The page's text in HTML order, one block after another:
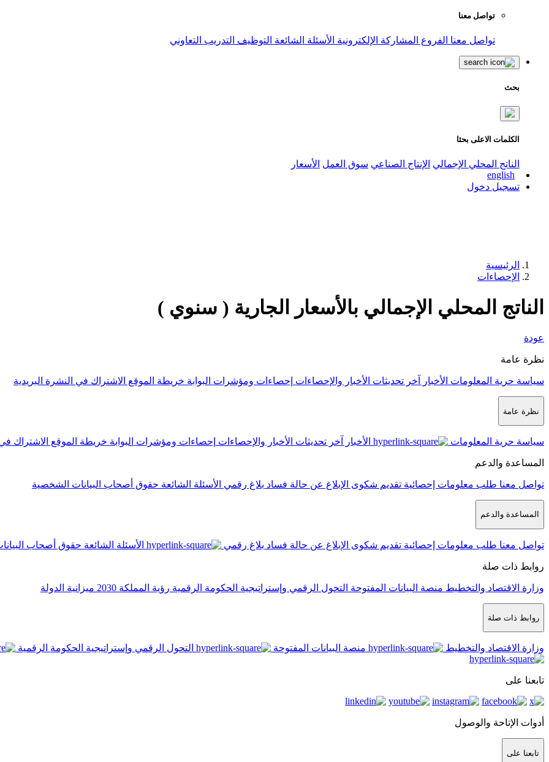
تواصل معنا
تواصل معنا الفروع المشاركة الإلكترونية الأسئلة الشائعة التوظيف التدريب التعاوني
بحث
الكلمات الاعلى بحثا
الناتج المحلي الإجمالي الإنتاج الصناعي سوق العمل الأسعار
english
تسجيل دخول
الرئيسية
الإحصاءات
الناتج المحلي الإجمالي بالأسعار الجارية ( سنوي )
عودة
نظرة عامة
سياسة حرية المعلومات الأخبار آخر تحديثات الأخبار والإحصاءات إحصاءات ومؤشرات البوابة خريطة الموقع الاشتراك في النشرة البريدية
نظرة عامة
سياسة حرية المعلومات الأخبار آخر تحديثات الأخبار والإحصاءات إحصاءات ومؤشرات البوابة خريطة الموقع الاشتراك
المساعدة والدعم
تواصل معنا طلب معلومات إحصائية تقديم شكوى الإبلاغ عن حالة فساد بلاغ رقمي الأسئلة الشائعة حقوق أصحاب البيانات الشخصية
المساعدة والدعم
تواصل معنا طلب معلومات إحصائية تقديم شكوى الإبلاغ عن حالة فساد بلاغ رقمي الأسئلة الشائعة حقوق أصحاب
روابط ذات صلة
وزارة الاقتصاد والتخطيط منصة البيانات المفتوحة التحول الرقمي وإستراتيجية الحكومة الرقمية رؤية المملكة 2030 ميزانية الدولة
روابط ذات صلة
وزارة الاقتصاد والتخطيط منصة البيانات المفتوحة التحول الرقمي وإستراتيجية الحكومة الرقمية
تابعنا على
أدوات الإتاحة والوصول
تابعنا على